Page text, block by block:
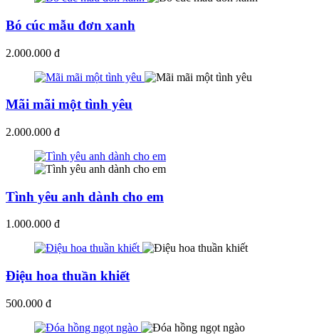
Bó cúc mẫu đơn xanh
2.000.000 đ
Mãi mãi một tình yêu
2.000.000 đ
Tình yêu anh dành cho em
1.000.000 đ
Điệu hoa thuần khiết
500.000 đ